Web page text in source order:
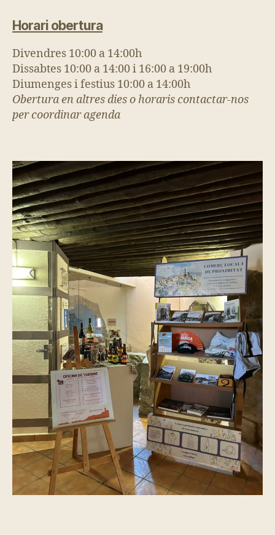
Horari obertura
Divendres 10:00 a 14:00h
Dissabtes 10:00 a 14:00 i 16:00 a 19:00h
Diumenges i festius 10:00 a 14:00h
Obertura en altres dies o horaris contactar-nos
per coordinar agenda